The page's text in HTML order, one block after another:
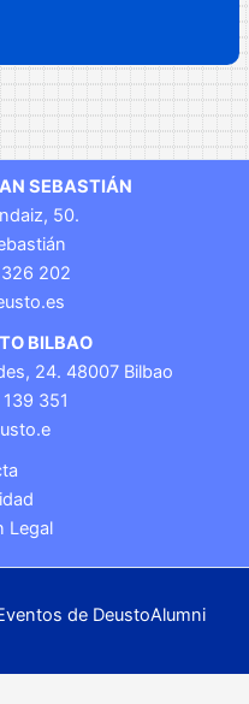
SEBASTIÁN
50.
202
BILBAO
24. 48007 Bilbao
351
Legal
de DeustoAlumni